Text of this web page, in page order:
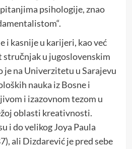
psihologije, znao
i kasnije u karijeri, kao već
u jugoslovenskim
na Univerzitetu u Sarajevu
nauka iz Bosne i
i izazovnom tezom u
oblasti kreativnosti.
i do velikog Joya Paula
ali Dizdarević je pred sebe